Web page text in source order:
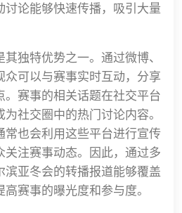
讨论能够快速传播，吸引大量
独特优势之一。通过微博、
众可以与赛事实时互动，分享
。赛事的相关话题在社交平台
为社交圈中的热门讨论内容。
常也会利用这些平台进行宣传
关注赛事动态。因此，通过多
滨亚冬会的转播报道能够覆盖
赛事的曝光度和参与度。